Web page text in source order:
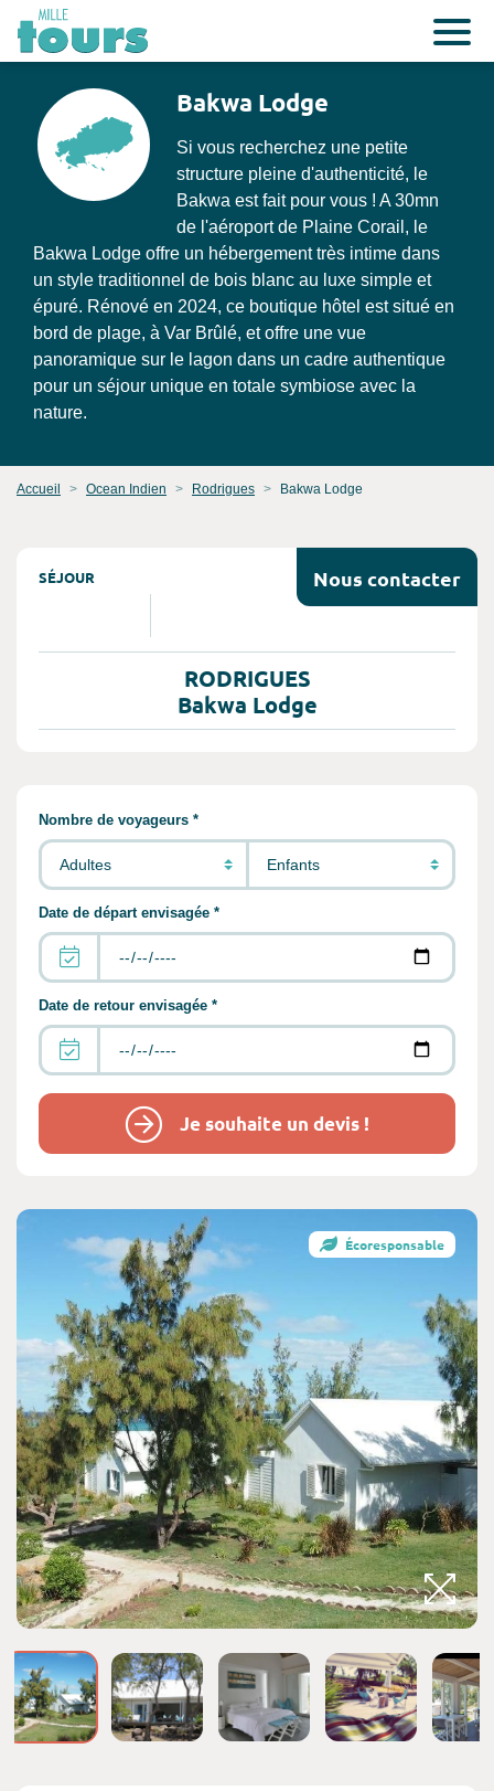
Bakwa Lodge
Si vous recherchez une petite
structure pleine d'authenticité, le
Bakwa est fait pour vous ! A 30mn
de l'aéroport de Plaine Corail, le
Bakwa Lodge offre un hébergement très intime dans
un style traditionnel de bois blanc au luxe simple et
épuré. Rénové en 2024, ce boutique hôtel est situé en
bord de plage, à Var Brûlé, et offre une vue
panoramique sur le lagon dans un cadre authentique
pour un séjour unique en totale symbiose avec la
nature.
Accueil Ocean Indien Rodrigues Bakwa Lodge
SÉJOUR Nous contacter
RODRIGUES
Bakwa Lodge
Remplir les informations concernant
Nombre de voyageurs *
Date de départ envisagée *
Date de retour envisagée *
Je souhaite un devis !
Écoresponsable